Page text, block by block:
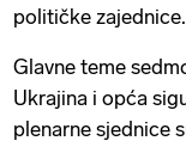
političke zajednice.
Glavne teme
Ukrajina i opća
plenarne sjednice